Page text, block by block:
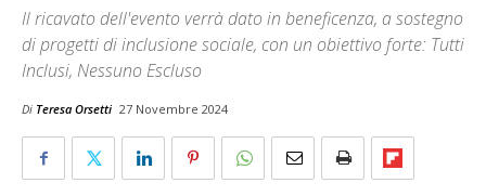
Il ricavato dell'evento verrà dato in beneficenza, a sostegno
di progetti di inclusione sociale, con un obiettivo forte: Tutti
Inclusi, Nessuno Escluso
Di Teresa Orsetti 27 Novembre 2024